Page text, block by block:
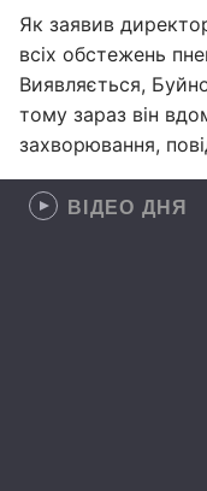
Як заявив
всіх обстежень
Виявляється,
тому зараз він
захворювання,
ВІДЕО ДНЯ